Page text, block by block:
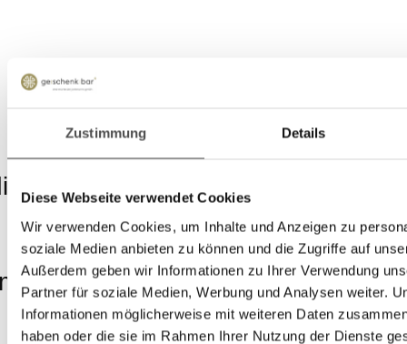
Zustimmung Details
Diese Webseite verwendet Cookies
Wir verwenden Cookies, um Inhalte und Anzeigen zu
soziale Medien anbieten zu können und die Zugriffe auf
Außerdem geben wir Informationen zu Ihrer Verwendung
Partner für soziale Medien, Werbung und Analysen weiter.
Informationen möglicherweise mit weiteren Daten
haben oder die sie im Rahmen Ihrer Nutzung der Dienste
0,75lWildkräuterhonig
180 g (€ 66,11 / kg)
€ 11,90 *